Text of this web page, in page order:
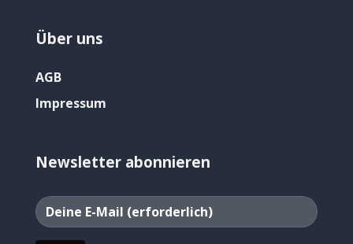
Über uns
AGB
Impressum
Newsletter abonnieren